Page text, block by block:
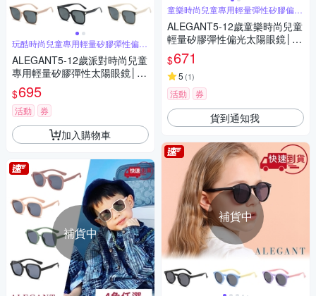
玩酷時尚兒童專用輕量矽膠彈性偏光
太陽眼鏡
ALEGANT5-12歲派對時尚兒童
專用輕量矽膠彈性太陽眼鏡│U
V400偏光墨鏡│台灣品牌│4色
$695
活動 券
加入購物車
補貨中
童樂時尚兒童專用輕量彈性矽膠偏光
太陽眼鏡
ALEGANT5-12歲童樂時尚兒童
輕量矽膠彈性偏光太陽眼鏡│U
V400墨鏡│台灣品牌│4色
$671
5 (1)
活動 券
貨到通知我
補貨中